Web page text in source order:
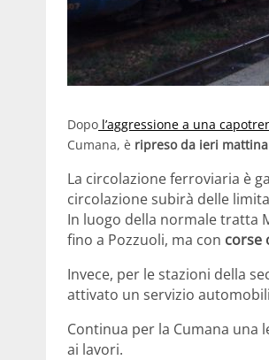
Dopo l’aggressione a una
Cumana, è ripreso da ieri mattina
La circolazione ferroviaria è
circolazione subirà delle
In luogo della normale tratta
fino a Pozzuoli, ma con corse
Invece, per le stazioni della
attivato un servizio
Continua per la Cumana una
ai lavori.